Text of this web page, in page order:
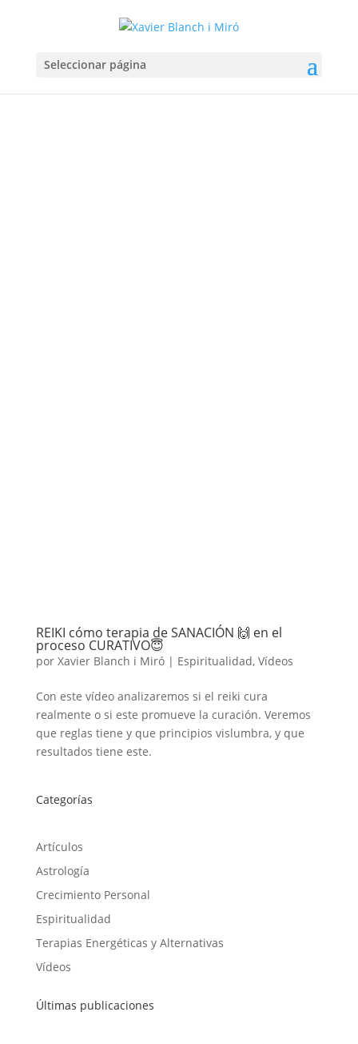
Seleccionar página
REIKI cómo terapia de SANACIÓN 🙌 en el
proceso CURATIVO😇
por Xavier Blanch i Miró| Espiritualidad, Vídeos
Con este vídeo analizaremos si el reiki cura
realmente o si este promueve la curación. Veremos
que reglas tiene y que principios vislumbra, y que
resultados tiene este.
Categorías
Artículos
Astrología
Crecimiento Personal
Espiritualidad
Terapias Energéticas y Alternativas
Vídeos
Últimas publicaciones